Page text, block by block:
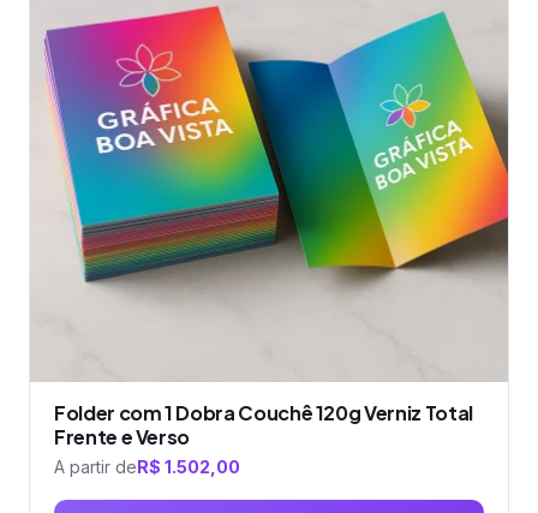
variantes.
As
opções
podem
ser
escolhidas
página
produto
Folder com 1 Dobra Couchê 120g Verniz Total
Frente e Verso
A partir deR$ 1.502,00